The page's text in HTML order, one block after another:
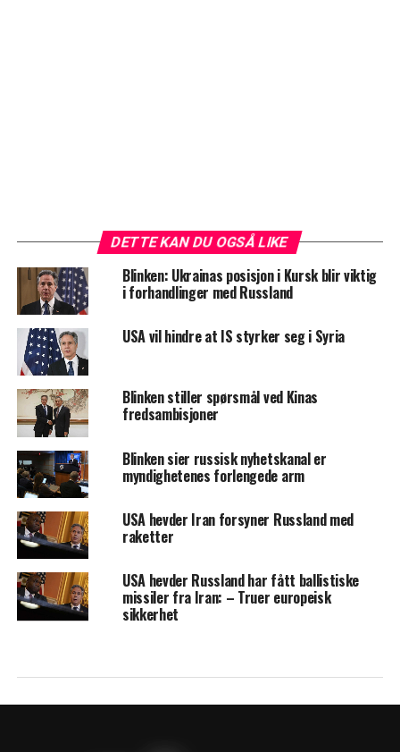
DETTE KAN DU OGSÅ LIKE
Blinken: Ukrainas posisjon i Kursk blir viktig
i forhandlinger med Russland
USA vil hindre at IS styrker seg i Syria
Blinken stiller spørsmål ved Kinas
fredsambisjoner
Blinken sier russisk nyhetskanal er
myndighetenes forlengede arm
USA hevder Iran forsyner Russland med
raketter
USA hevder Russland har fått ballistiske
missiler fra Iran: – Truer europeisk
sikkerhet